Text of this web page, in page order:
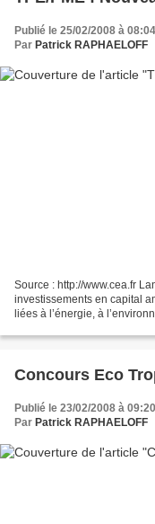
Publié le 25/02/2008 à 08:04
Par Patrick RAPHAELOFF
Source : http://www.cea.fr
investissements en capital
liées à l’énergie, à
Concours Eco
Publié le 23/02/2008 à 09:20
Par Patrick RAPHAELOFF